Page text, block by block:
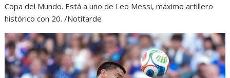
Copa del Mundo. Está a uno de Leo Messi, máximo artillero
histórico con 20. /Notitarde